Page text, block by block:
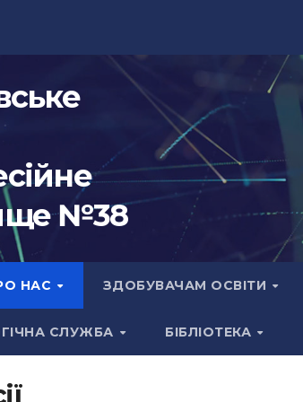
№38
НАС ЗДОБУВАЧАМ ОСВІТИ
СЛУЖБА БІБЛІОТЕКА